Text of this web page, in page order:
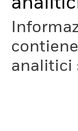
analitici